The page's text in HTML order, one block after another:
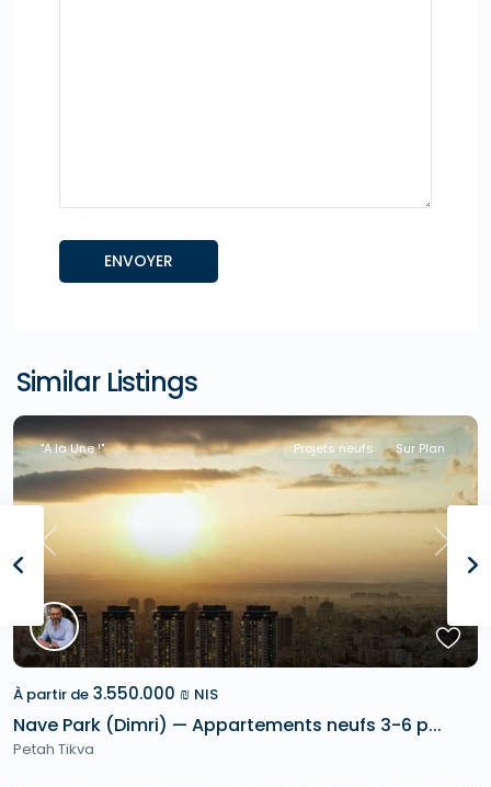
Similar Listings
Previous Next
"A la Une !" Projets neufs Sur Plan
À partir de 3.550.000 ₪ NIS
Nave Park (Dimri) — Appartements neufs 3-6 p...
Petah Tikva